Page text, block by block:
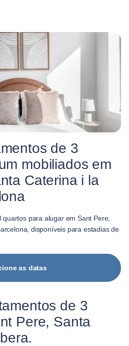
de 3
mobiliados em
Caterina i la
para alugar em Sant Pere,
disponíveis para estadias de
as datas
de 3
Pere, Santa